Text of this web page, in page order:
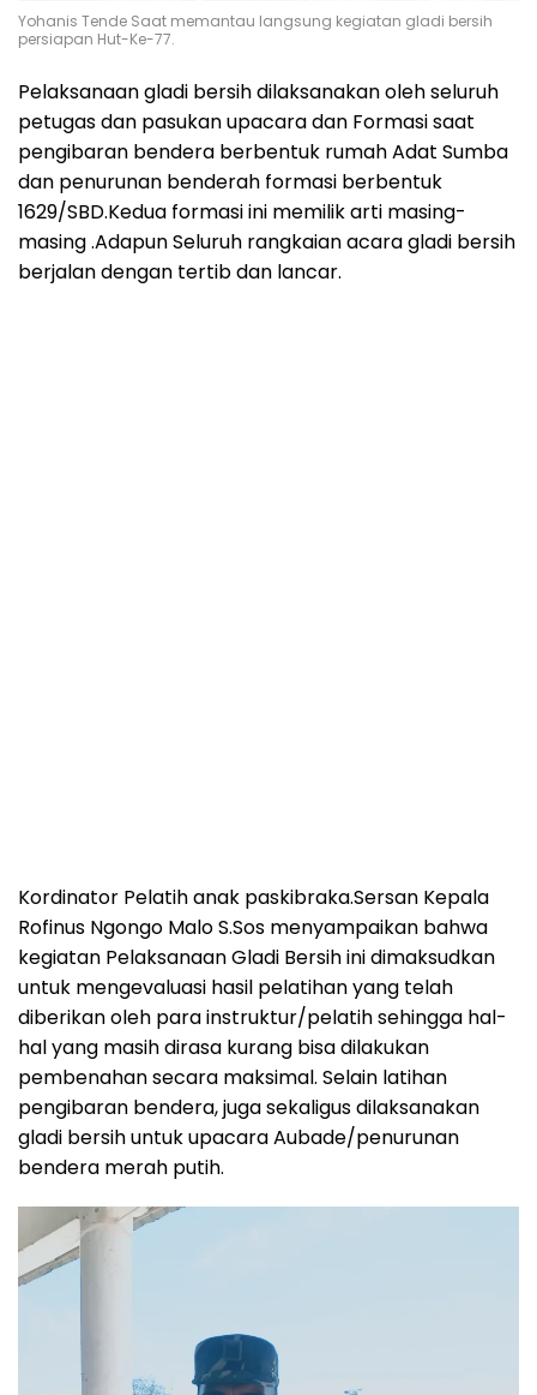
Yohanis Tende Saat memantau langsung kegiatan gladi bersih
persiapan Hut-Ke-77.
Pelaksanaan gladi bersih dilaksanakan oleh seluruh
petugas dan pasukan upacara dan Formasi saat
pengibaran bendera berbentuk rumah Adat Sumba
dan penurunan benderah formasi berbentuk
1629/SBD.Kedua formasi ini memilik arti masing-
masing .Adapun Seluruh rangkaian acara gladi bersih
berjalan dengan tertib dan lancar.
Kordinator Pelatih anak paskibraka.Sersan Kepala
Rofinus Ngongo Malo S.Sos menyampaikan bahwa
kegiatan Pelaksanaan Gladi Bersih ini dimaksudkan
untuk mengevaluasi hasil pelatihan yang telah
diberikan oleh para instruktur/pelatih sehingga hal-
hal yang masih dirasa kurang bisa dilakukan
pembenahan secara maksimal. Selain latihan
pengibaran bendera, juga sekaligus dilaksanakan
gladi bersih untuk upacara Aubade/penurunan
bendera merah putih.